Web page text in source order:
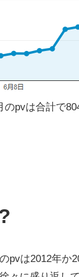
pvは合計で
pvは2012年か